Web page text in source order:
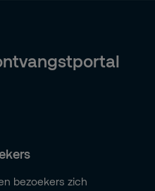
bezoekers zich